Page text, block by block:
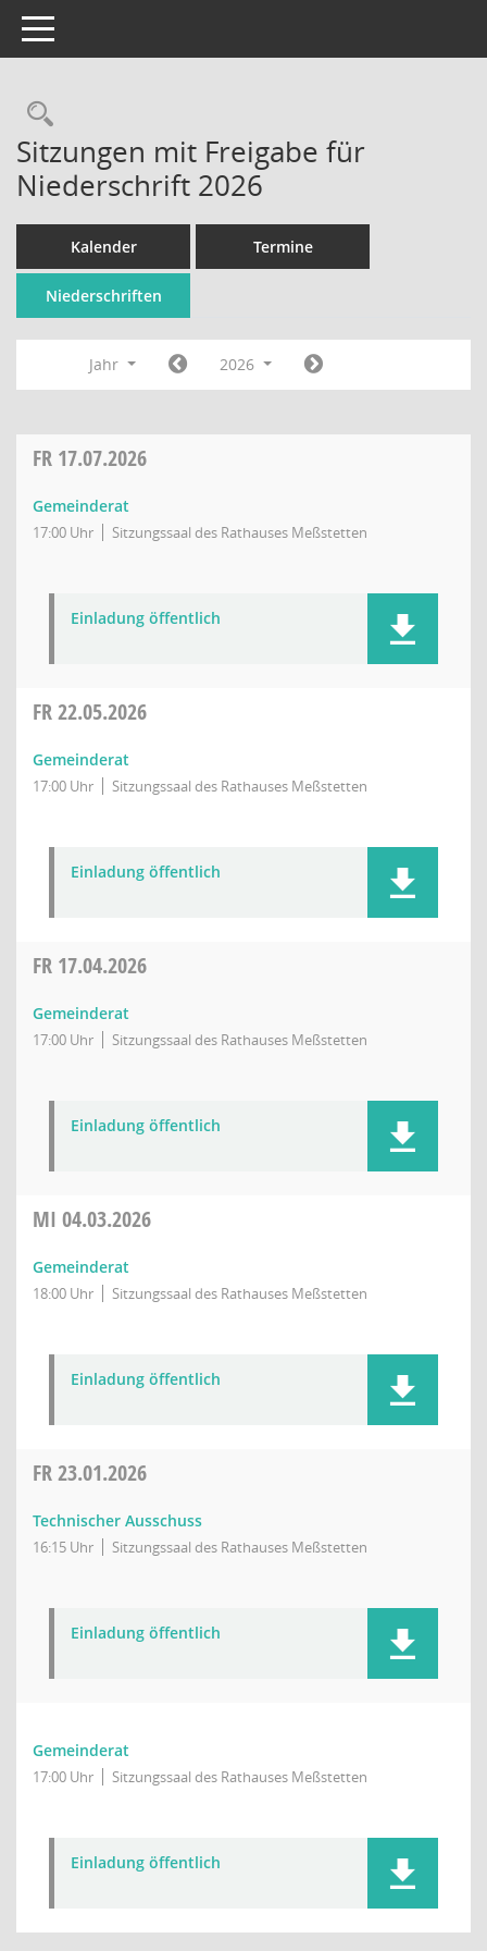
Toggle navigation
Rechercheauswahl
Sitzungen mit Freigabe für
Niederschrift 2026
Kalender Termine
Niederschriften
Jahr 2026
FR 17.07.2026
Gemeinderat
17:00 Uhr Sitzungssaal des Rathauses Meßstetten
Einladung öffentlich
FR22.05.2026
Gemeinderat
17:00 Uhr Sitzungssaal des Rathauses Meßstetten
Einladung öffentlich
FR 17.04.2026
Gemeinderat
17:00 Uhr Sitzungssaal des Rathauses Meßstetten
Einladung öffentlich
MI 04.03.2026
Gemeinderat
18:00 Uhr Sitzungssaal des Rathauses Meßstetten
Einladung öffentlich
FR23.01.2026
Technischer Ausschuss
16:15 Uhr Sitzungssaal des Rathauses Meßstetten
Einladung öffentlich
Gemeinderat
17:00 Uhr Sitzungssaal des Rathauses Meßstetten
Einladung öffentlich